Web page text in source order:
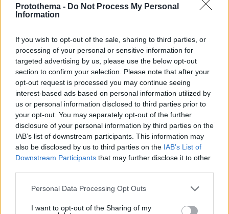
Protothema - Do Not Process My Personal
Information
If you wish to opt-out of the sale, sharing to third parties, or
processing of your personal or sensitive information for
targeted advertising by us, please use the below opt-out
section to confirm your selection. Please note that after your
opt-out request is processed you may continue seeing
interest-based ads based on personal information utilized by
us or personal information disclosed to third parties prior to
your opt-out. You may separately opt-out of the further
disclosure of your personal information by third parties on the
IAB’s list of downstream participants. This information may
also be disclosed by us to third parties on the IAB’s List of
Downstream Participants that may further disclose it to other
Please note that this website/app uses one or more Google
not limited to your visit or usage behaviour. You may click to
Personal Data Processing Opt Outs
I want to opt-out of the Sharing of my
Είδος υπό εξαφάνιση οι υπερπολύτεκνοι στην
Ελλάδα που γερνάει: Τα... δύο ταψιά μεσημεριανό,
τα επιδόματα, η καθημερινότητά τους